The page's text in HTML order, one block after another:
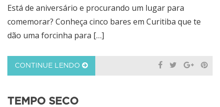
Está de aniversário e procurando um lugar para
comemorar? Conheça cinco bares em Curitiba que te
dão uma forcinha para […]
CONTINUE LENDO
TEMPO SECO